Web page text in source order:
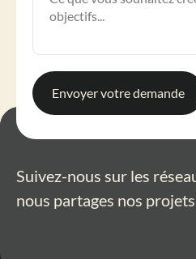
Envoyer votre demande
Suivez-nous sur les
nous partages nos